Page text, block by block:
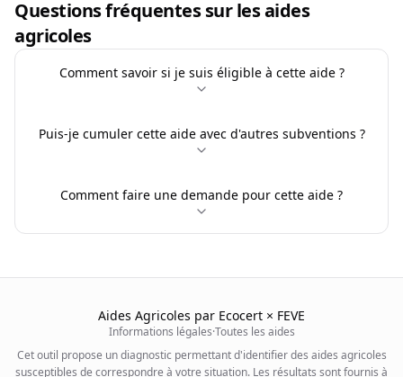
Questions fréquentes sur les aides
agricoles
Comment savoir si je suis éligible à cette aide ?
Puis-je cumuler cette aide avec d'autres subventions ?
Comment faire une demande pour cette aide ?
Aides Agricoles par Ecocert × FEVE
Informations légales·Toutes les aides
Cet outil propose un diagnostic permettant d'identifier des aides agricoles
susceptibles de correspondre à votre situation. Les résultats sont fournis à